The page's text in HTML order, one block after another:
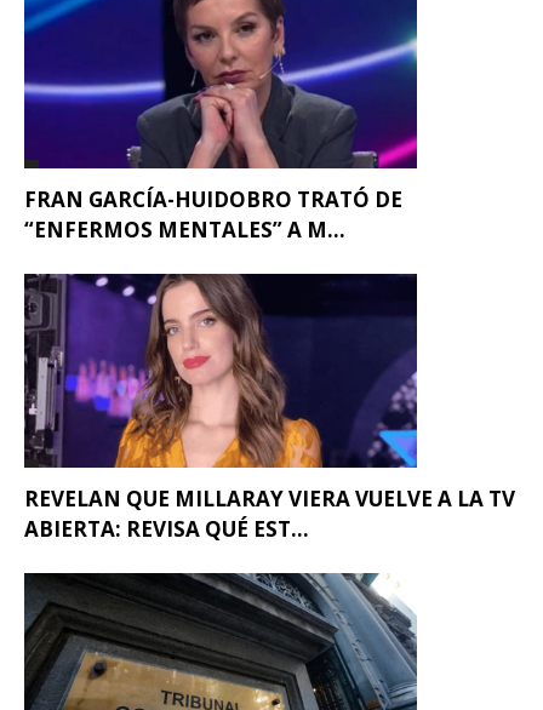
FRAN GARCÍA-HUIDOBRO TRATÓ DE
“ENFERMOS MENTALES” A M...
REVELAN QUE MILLARAY VIERA VUELVE A LA TV
ABIERTA: REVISA QUÉ EST...